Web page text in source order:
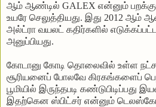
ஆம் ஆண்டில் GALEX என்னும்
உயரே செலுத்தியது. இது 2012 ஆம்
அல்ட்ரா வயலட் கதிர்களில்
அனுப்பியது.
கோடானு கோடி தொலைவில் உள்ள
சூரியனைப் போலவே கிரகங்களைப்
பூமியில் இருந்தபடி கண்டுபிடிப்பது
இதற்கென ஸ்பிட்சர் என்னும்